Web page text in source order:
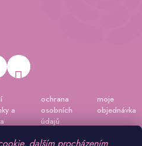
a
ochrana
osobních
údajů
moje
objednávka